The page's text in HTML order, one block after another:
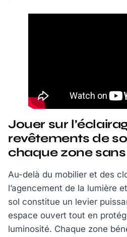
Jouer sur
revêtements de
chaque zone
Au-delà du mobilier et des
l’agencement de la lumière
sol constitue un levier
espace ouvert tout en
luminosité. Chaque zone